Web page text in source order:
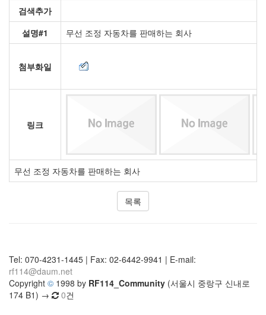
검색추가
설명#1
무선 조정 자동차를 판매하는 회사
첨부화일
링크
무선 조정 자동차를 판매하는 회사
목록
Tel: 070-4231-1445 | Fax: 02-6442-9941 | E-mail:
rf114@daum.net
Copyright © 1998 by RF114_Community (서울시 중랑구 신내로
174 B1) →
0건